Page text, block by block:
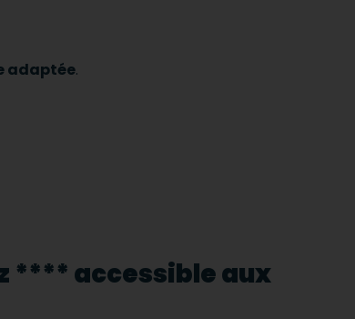
adaptée.
**** accessible aux